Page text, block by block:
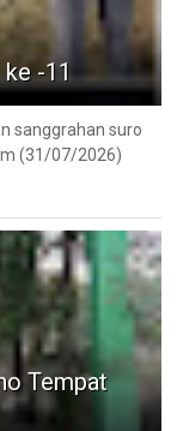
-11
sanggrahan suro
(31/07/2026)
Tempat